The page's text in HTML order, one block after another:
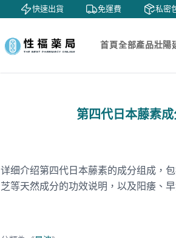
快速出貨 免運費 私密包裝
首頁全部產品壯陽
第四代日本藤素
详细介绍第四代日本藤素的成分组成，
芝等天然成分的功效说明，以及阳痿、